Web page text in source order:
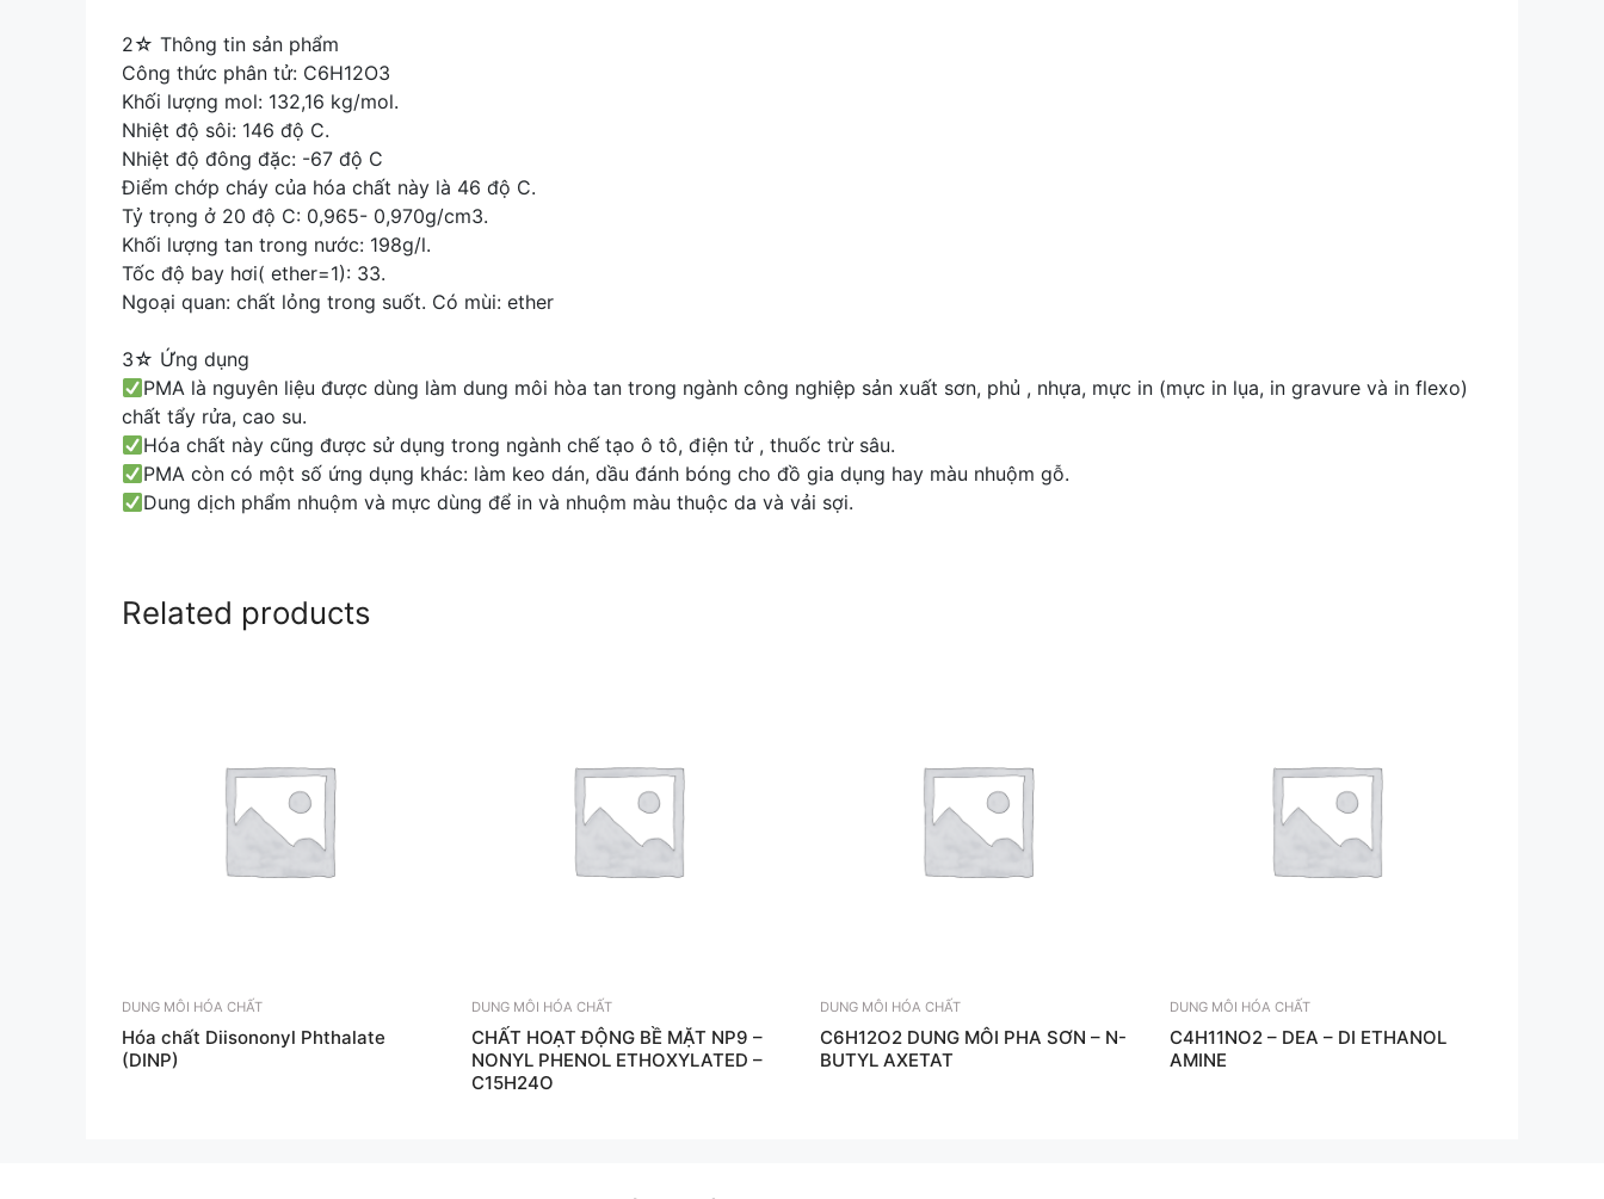
2☆ Thông tin sản phẩm
Công thức phân tử: C6H12O3
Khối lượng mol: 132,16 kg/mol.
Nhiệt độ sôi: 146 độ C.
Nhiệt độ đông đặc: -67 độ C
Điểm chớp cháy của hóa chất này là 46 độ C.
Tỷ trọng ở 20 độ C: 0,965- 0,970g/cm3.
Khối lượng tan trong nước: 198g/l.
Tốc độ bay hơi( ether=1): 33.
Ngoại quan: chất lỏng trong suốt. Có mùi: ether
3☆ Ứng dụng
PMA là nguyên liệu được dùng làm dung môi hòa tan trong ngành công nghiệp sản xuất sơn, phủ , nhựa, mực in (mực in lụa, in gravure và in flexo)
chất tẩy rửa, cao su.
Hóa chất này cũng được sử dụng trong ngành chế tạo ô tô, điện tử , thuốc trừ sâu.
PMA còn có một số ứng dụng khác: làm keo dán, dầu đánh bóng cho đồ gia dụng hay màu nhuộm gỗ.
Dung dịch phẩm nhuộm và mực dùng để in và nhuộm màu thuộc da và vải sợi.
Related products
DUNG MÔI HÓA CHẤT
Hóa chất Diisononyl Phthalate
(DINP)
DUNG MÔI HÓA CHẤT
CHẤT HOẠT ĐỘNG BỀ MẶT NP9 –
NONYL PHENOL ETHOXYLATED –
C15H24O
DUNG MÔI HÓA CHẤT
C6H12O2 DUNG MÔI PHA SƠN – N-
BUTYL AXETAT
DUNG MÔI HÓA CHẤT
C4H11NO2 – DEA – DI ETHANOL
AMINE